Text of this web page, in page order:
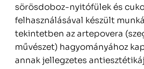
sörösdoboz-nyitófülek és
felhasználásával készült
tekintetben az artepovera
művészet) hagyományához
annak jellegzetes